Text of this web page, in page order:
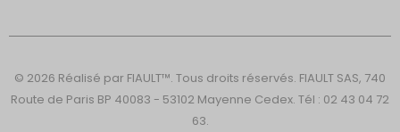
© 2026 Réalisé par FIAULT™. Tous droits réservés. FIAULT SAS, 740
Route de Paris BP 40083 - 53102 Mayenne Cedex. Tél : 02 43 04 72
63.